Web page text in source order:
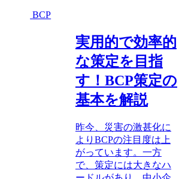
BCP
実用的で効率的
な策定を目指
す！BCP策定の
基本を解説
昨今、災害の激甚化に
よりBCPの注目度は上
がっています。一方
で、策定には大きなハ